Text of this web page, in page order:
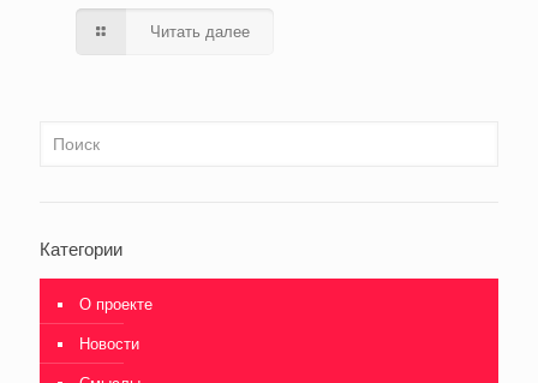
Читать далее
Категории
О проекте
Новости